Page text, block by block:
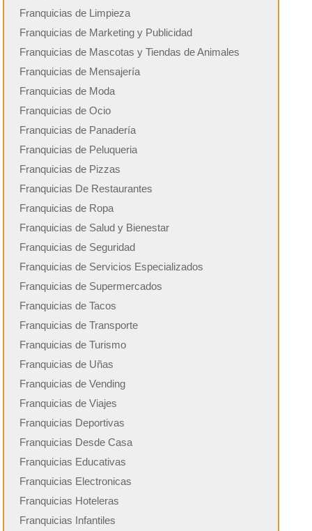
Franquicias de Limpieza
Franquicias de Marketing y Publicidad
Franquicias de Mascotas y Tiendas de Animales
Franquicias de Mensajería
Franquicias de Moda
Franquicias de Ocio
Franquicias de Panadería
Franquicias de Peluqueria
Franquicias de Pizzas
Franquicias De Restaurantes
Franquicias de Ropa
Franquicias de Salud y Bienestar
Franquicias de Seguridad
Franquicias de Servicios Especializados
Franquicias de Supermercados
Franquicias de Tacos
Franquicias de Transporte
Franquicias de Turismo
Franquicias de Uñas
Franquicias de Vending
Franquicias de Viajes
Franquicias Deportivas
Franquicias Desde Casa
Franquicias Educativas
Franquicias Electronicas
Franquicias Hoteleras
Franquicias Infantiles